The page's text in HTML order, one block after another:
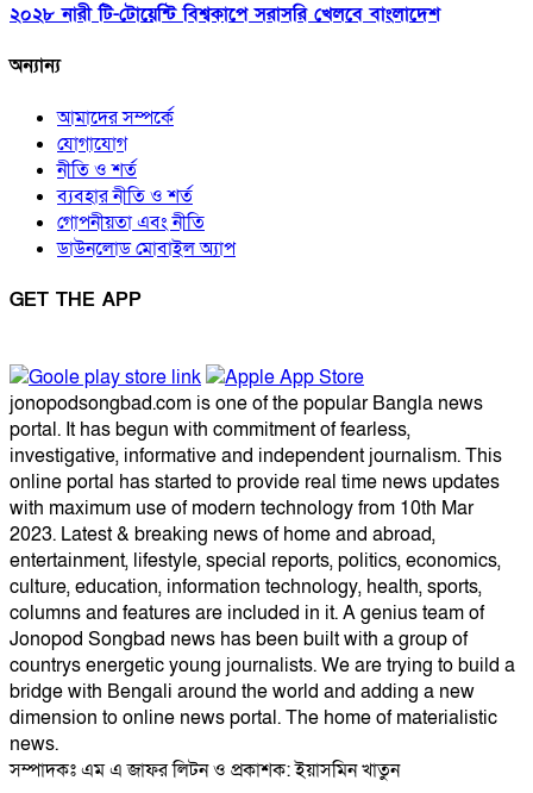
২০২৮ নারী টি-টোয়েন্টি বিশ্বকাপে সরাসরি খেলবে বাংলাদেশ
অন্যান্য
আমাদের সম্পর্কে
যোগাযোগ
নীতি ও শর্ত
ব্যবহার নীতি ও শর্ত
গোপনীয়তা এবং নীতি
ডাউনলোড মোবাইল অ্যাপ
GET THE APP
jonopodsongbad.com is one of the popular Bangla news
portal. It has begun with commitment of fearless,
investigative, informative and independent journalism. This
online portal has started to provide real time news updates
with maximum use of modern technology from 10th Mar
2023. Latest & breaking news of home and abroad,
entertainment, lifestyle, special reports, politics, economics,
culture, education, information technology, health, sports,
columns and features are included in it. A genius team of
Jonopod Songbad news has been built with a group of
countrys energetic young journalists. We are trying to build a
bridge with Bengali around the world and adding a new
dimension to online news portal. The home of materialistic
news.
সম্পাদকঃ এম এ জাফর লিটন ও প্রকাশক: ইয়াসমিন খাতুন